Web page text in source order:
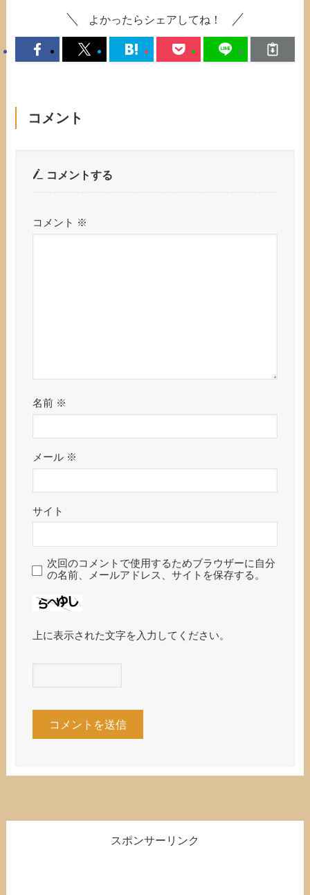
よかったらシェアしてね！
コメント
コメントする
コメント ※
名前 ※
メール ※
サイト
次回のコメントで使用するためブラウザーに自分
の名前、メールアドレス、サイトを保存する。
上に表示された文字を入力してください。
スポンサーリンク